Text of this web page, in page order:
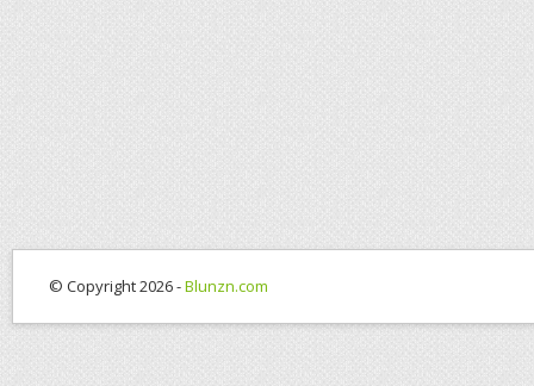
© Copyright 2026 -Blunzn.com